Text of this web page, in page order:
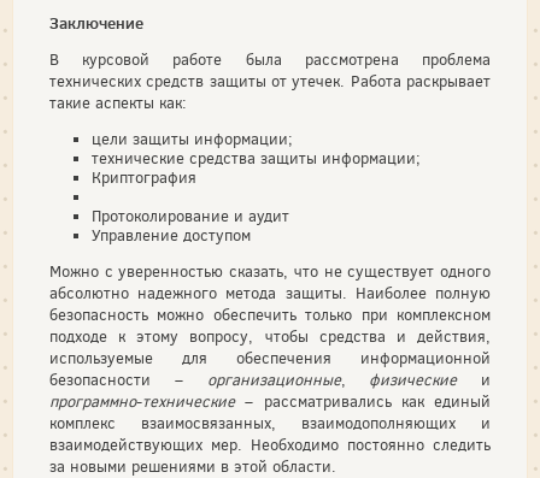
Заключение
В курсовой работе была рассмотрена проблема
технических средств защиты от утечек. Работа раскрывает
такие аспекты как:
цели защиты информации;
технические средства защиты информации;
Криптография
Протоколирование и аудит
Управление доступом
Можно с уверенностью сказать, что не существует одного
абсолютно надежного метода защиты. Наиболее полную
безопасность можно обеспечить только при комплексном
подходе к этому вопросу, чтобы средства и действия,
используемые для обеспечения информационной
безопасности – организационные, физическиеи
программно-технические– рассматривались как единый
комплекс взаимосвязанных, взаимодополняющих и
взаимодействующих мер. Необходимо постоянно следить
за новыми решениями в этой области.